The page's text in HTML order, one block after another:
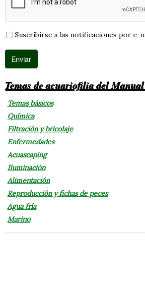
Suscribirse a las notificaciones por e-
Temas de acuariofilia del
Temas básicos
Química
Filtración y bricolaje
Enfermedades
Acuascaping
Iluminación
Alimentación
Reproducción y fichas de peces
Agua fría
Marino